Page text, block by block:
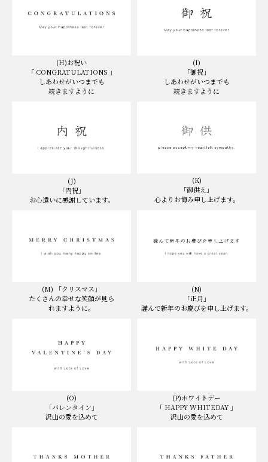
(H)お祝い
「 CONGRATULATIONS 」
しあわせがいつまでも
続きますように
(I)
「御祝」
しあわせがいつまでも
続きますように
(J)
「内祝」
お心遣いに感謝しています。
(K)
「御供え」
心よりお悔み申し上げます。
(M) 「クリスマス」
たくさんの幸せな笑顔が見ら
れますように。
(N)
「正月」
謹んで新年のお慶びを申し上げます。
(O)
「バレンタイン」
沢山の愛を込めて
(P)ホワイトデー
「 HAPPY WHITEDAY 」
沢山の愛を込めて